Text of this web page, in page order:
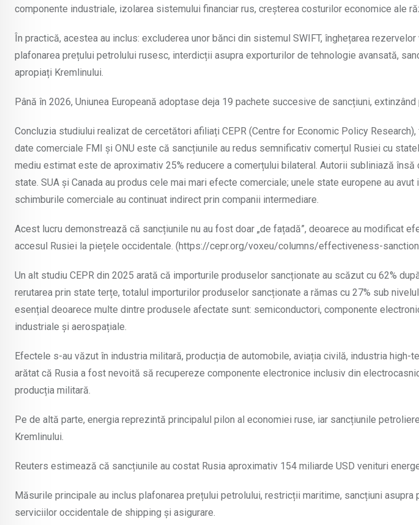
componente industriale, izolarea sistemului financiar rus, creșterea costurilor economice ale
În practică, acestea au inclus: excluderea unor bănci din sistemul SWIFT, înghețarea
plafonarea prețului petrolului rusesc, interdicții asupra exporturilor de tehnologie avansată,
apropiați Kremlinului.
Până în 2026, Uniunea Europeană adoptase deja 19 pachete succesive de sancțiuni,
Concluzia studiului realizat de cercetători afiliați CEPR (Centre for Economic Policy
date comerciale FMI și ONU este că sancțiunile au redus semnificativ comerțul Rusiei cu
mediu estimat este de aproximativ 25% reducere a comerțului bilateral. Autorii subliniază
state. SUA și Canada au produs cele mai mari efecte comerciale; unele state europene au avut
schimburile comerciale au continuat indirect prin companii intermediare.
Acest lucru demonstrează că sancțiunile nu au fost doar „de fațadă”, deoarece au modificat
accesul Rusiei la piețele occidentale. (https://cepr.org/voxeu/columns/effectiveness-
Un alt studiu CEPR din 2025 arată că importurile produselor sancționate au scăzut cu 62%
rerutarea prin state terțe, totalul importurilor produselor sancționate a rămas cu 27% sub
esențial deoarece multe dintre produsele afectate sunt: semiconductori, componente
industriale și aerospațiale.
Efectele s-au văzut în industria militară, producția de automobile, aviația civilă, industria high-
arătat că Rusia a fost nevoită să recupereze componente electronice inclusiv din
producția militară.
Pe de altă parte, energia reprezintă principalul pilon al economiei ruse, iar sancțiunile
Kremlinului.
Reuters estimează că sancțiunile au costat Rusia aproximativ 154 miliarde USD venituri
Măsurile principale au inclus plafonarea prețului petrolului, restricții maritime, sancțiuni
serviciilor occidentale de shipping și asigurare.